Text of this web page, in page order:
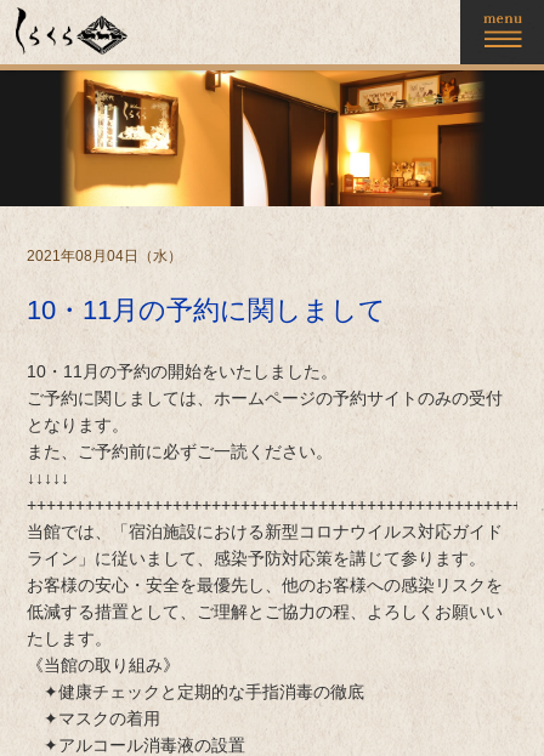
2021年08月04日（水）
10・11月の予約に関しまして
10・11月の予約の開始をいたしました。
ご予約に関しましては、ホームページの予約サイトのみの受付
となります。
また、ご予約前に必ずご一読ください。
↓↓↓↓↓
当館では、「宿泊施設における新型コロナウイルス対応ガイド
ライン」に従いまして、感染予防対応策を講じて参ります。
お客様の安心・安全を最優先し、他のお客様への感染リスクを
低減する措置として、ご理解とご協力の程、よろしくお願いい
たします。
《当館の取り組み》
✦健康チェックと定期的な手指消毒の徹底
✦マスクの着用
✦アルコール消毒液の設置